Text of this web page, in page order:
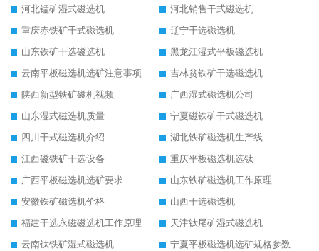
河北锰矿湿式磁选机
河北销售干式磁选机
重庆赤铁矿干式磁选机
辽宁干选磁选机
山东铁矿干选磁选机
黑龙江湿式平板磁选机
云南平板磁选机选矿注意事项
吉林贫铁矿干选磁选机
陕西新型铁矿磁机视频
广西湿式磁选机公司
山东湿式磁选机质量
宁夏磁铁矿干式磁选机
四川干式磁选机介绍
湖北铁矿磁选机生产线
江西磁铁矿干选设备
重庆平板磁选机选钛
广西平板磁选机选矿要求
山东铁矿磁选机工作原理
安徽铁矿磁选机价格
山西干选磁选机
福建干选永磁磁选机工作原理
天津钛尾矿湿式磁选机
云南钛铁矿湿式磁选机
宁夏平板磁选机选矿规格参数